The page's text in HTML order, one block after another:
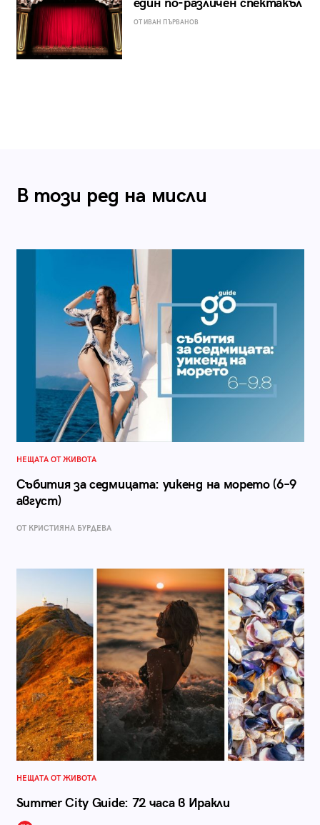
един по-различен спектакъл
ОТ ИВАН ПЪРВАНОВ
В този ред на мисли
НЕЩАТА ОТ ЖИВОТА
Събития за седмицата: уикенд на морето (6–9
август)
ОТ КРИСТИЯНА БУРДЕВА
НЕЩАТА ОТ ЖИВОТА
Summer City Guide: 72 часа в Иракли